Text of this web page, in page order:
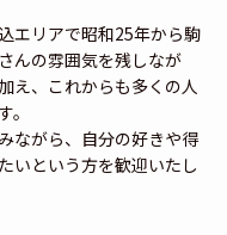
エリアで昭和25年から駒
んの雰囲気を残しなが
え、これからも多くの人
ながら、自分の好きや得
いという方を歓迎いたし